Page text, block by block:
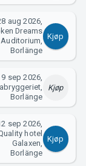
aug 2026,
Dreams
Auditorium,
Borlänge
Kjøp
9 sep 2026,
Borlänge
Kjøp
sep 2026,
hotel
Galaxen,
Borlänge
Kjøp